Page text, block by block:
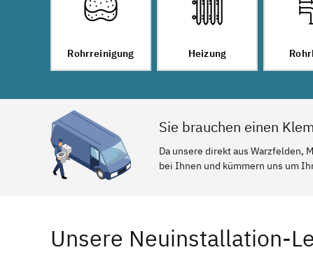
Rohrreinigung Heizung
Sie brauchen einen
Da unsere direkt aus Warzfelden,
bei Ihnen und kümmern uns um
Unsere Neuinstallation-